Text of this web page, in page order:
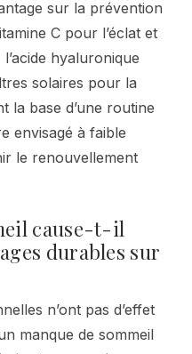
sur la prévention
C pour l’éclat et
hyaluronique
solaires pour la
la base d’une routine
envisagé à faible
le renouvellement
cause-t-il
durables sur
n’ont pas d’effet
manque de sommeil